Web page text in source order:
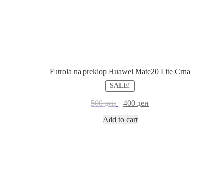
Futrola na preklop Huawei Mate20 Lite Crna
SALE!
500ден 400 ден
Add to cart